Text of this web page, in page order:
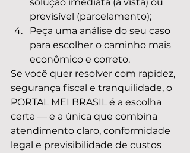
previsível (parcelamento);
Peça uma análise do seu caso
para escolher o caminho mais
econômico e correto.
Se você quer resolver com rapidez,
segurança fiscal e tranquilidade, o
PORTAL MEI BRASIL é a escolha
certa — e a única que combina
atendimento claro, conformidade
legal e previsibilidade de custos